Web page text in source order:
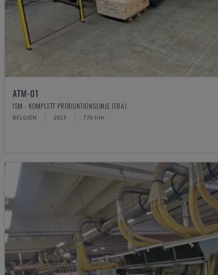
ATM-01
ISM - KOMPLETT PRODUKTIONSLINJE (TRÄ)
BELGIEN 2023 770 tim.